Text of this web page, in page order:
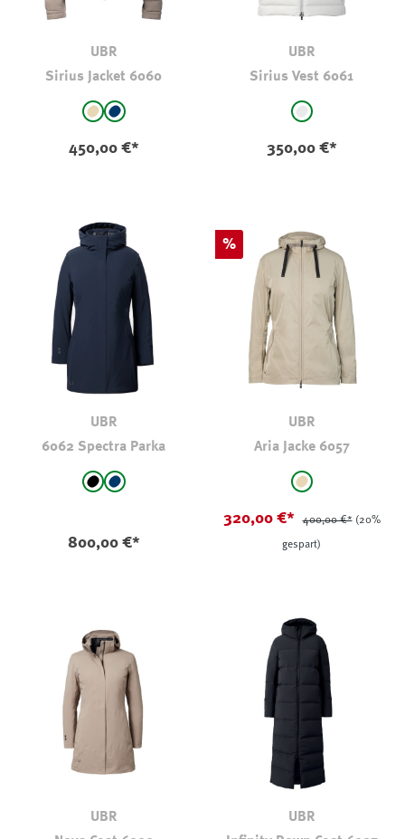
UBR
Sirius Jacket 6060
auswählen
beigemarine
450,00 €*
UBR
Sirius Vest 6061
auswählen
hellgrau
350,00 €*
UBR
6062 Spectra Parka
auswählen
schwarz
(Diese Option ist zurzeit nicht verfügbar.)
marine
800,00 €*
Rabatt
%
UBR
Aria Jacke 6057
auswählen
beige
320,00 €* 400,00 €* (20%
gespart)
UBR
UBR